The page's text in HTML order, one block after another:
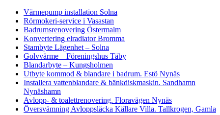
Värmepump installation Solna
Rörmokeri-service i Vasastan
Badrumsrenovering Östermalm
Konvertering elradiator Bromma
Stambyte Lägenhet – Solna
Golvvärme – Föreningshus Täby
Blandarbyte – Kungsholmen
Utbyte kommod & blandare i badrum. Estö Nynäs
Installera vattenblandare & bänkdiskmaskin. Sandhamn
Nynäshamn
Avlopp- & toalettrenovering. Floravägen Nynäs
Översvämning Avloppsläcka Källare Villa. Tallkrogen, Gamla